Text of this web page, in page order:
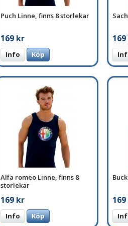
Puch Linne, finns 8 storlekar
169 kr
Info Köp
Alfa romeo Linne, finns 8
storlekar
169 kr
Info Köp